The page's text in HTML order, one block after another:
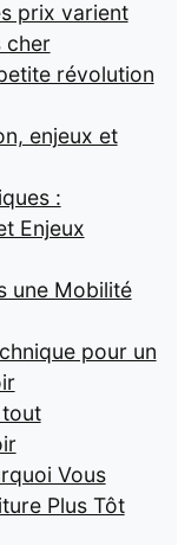
prix varient
cher
révolution
enjeux et
:
Enjeux
une Mobilité
pour un
Vous
Plus Tôt